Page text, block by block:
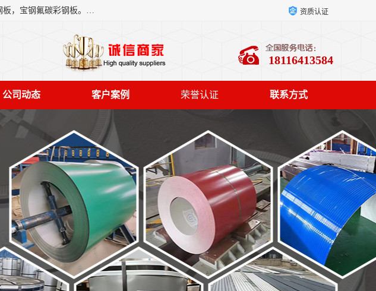
上海轩本实业有限公司主营产品：宝钢彩钢板、宝钢彩钢卷、宝钢彩涂板、宝钢彩涂卷、宝钢高耐候彩钢板，宝钢氟碳彩钢板。是一家集钢铁贸易，物流、加工为一体的产业全配套公司。 资质认证
18116413584
公司动态 客户案例 荣誉认证 联系方式